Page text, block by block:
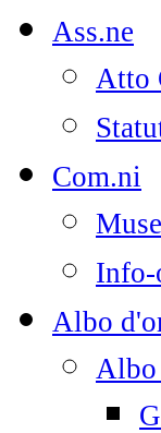
Ass.ne
Atto
Com.ni
Info-
Albo
Albo